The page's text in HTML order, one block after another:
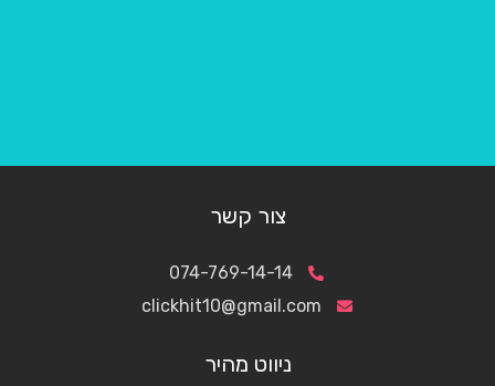
צור קשר
074-769-14-14
clickhit10@gmail.com
ניווט מהיר